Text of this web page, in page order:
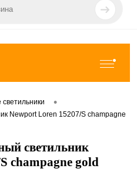
•
Newport Loren 15207/S champagne
светильник
champagne gold